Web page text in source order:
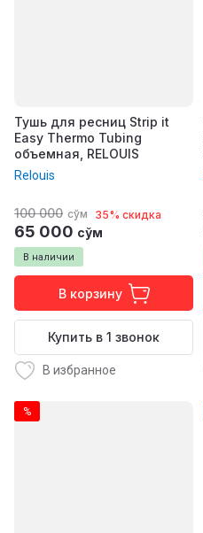
Тушь для ресниц Strip it
Easy Thermo Tubing
объемная, RELOUIS
Relouis
В наличии
100 000 сўм 35% скидка
65 000 сўм
В корзину
Купить в 1 звонок
В избранное
%